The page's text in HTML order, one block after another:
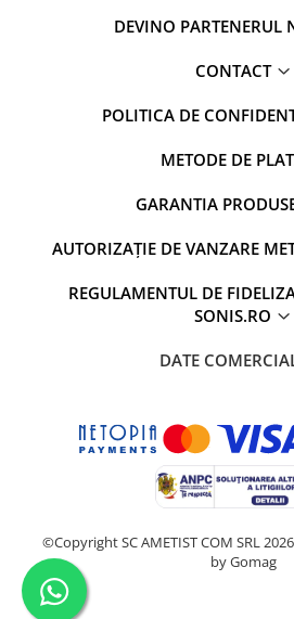
DEVINO PARTENERUL
CONTACT
POLITICA DE
METODE DE
GARANTIA
AUTORIZAȚIE DE VANZARE
REGULAMENTUL DE
SONIS.RO
DATE
©Copyright SC AMETIST COM SRL 2026
by Gomag